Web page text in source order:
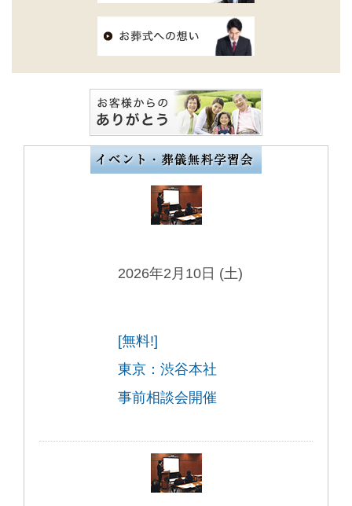
2026年2月10日 (土)
[無料!]
東京：渋谷本社
事前相談会開催